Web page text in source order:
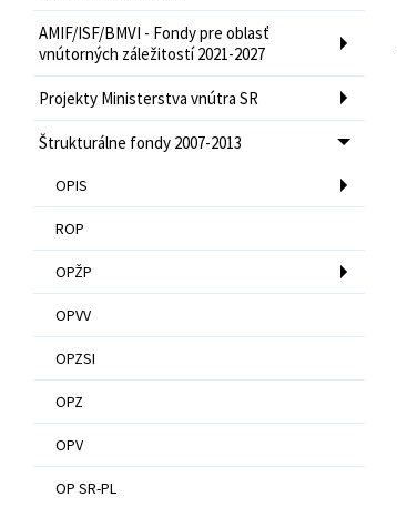
AMIF/ISF/BMVI - Fondy pre oblasť
vnútorných záležitostí 2021-2027
Projekty Ministerstva vnútra SR
Štrukturálne fondy 2007-2013
OPIS
ROP
OPŽP
OPVV
OPZSI
OPZ
OPV
OP SR-PL